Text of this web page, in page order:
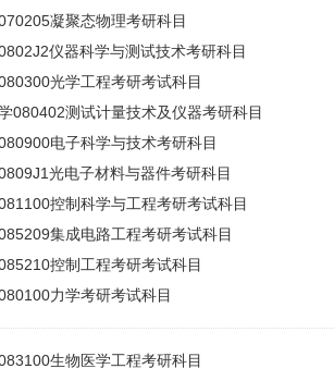
凝聚态物理考研科目
仪器科学与测试技术考研科目
光学工程考研考试科目
080402测试计量技术及仪器考研科目
电子科学与技术考研科目
光电子材料与器件考研科目
控制科学与工程考研考试科目
集成电路工程考研考试科目
控制工程考研考试科目
力学考研考试科目
生物医学工程考研科目